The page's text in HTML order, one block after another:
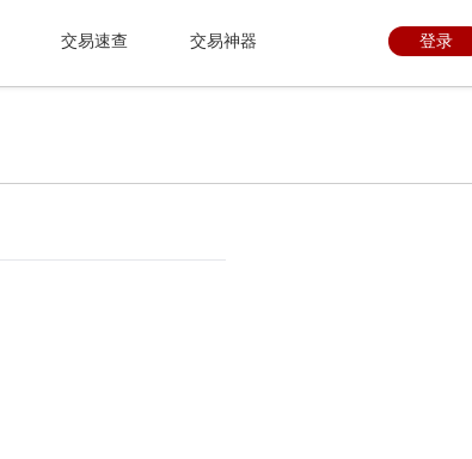
交易速查 交易神器 登录